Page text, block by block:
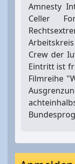
Amnesty
Celler
Crew der
Eintritt ist
Filmreihe